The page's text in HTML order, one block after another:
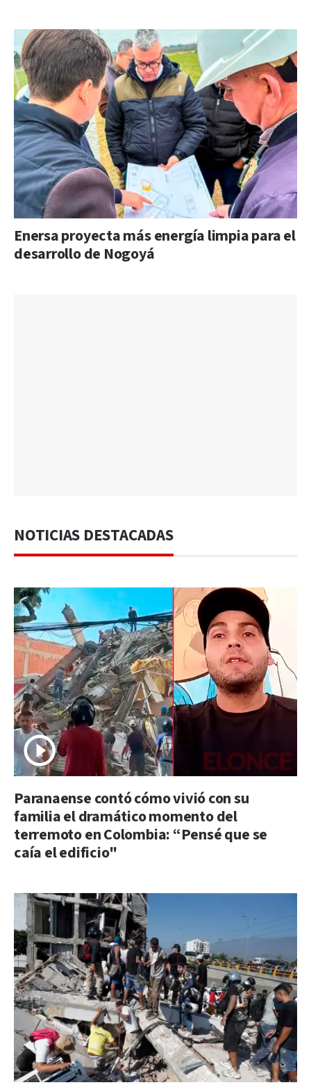
Enersa proyecta más energía limpia para el
desarrollo de Nogoyá
NOTICIAS DESTACADAS
Paranaense contó cómo vivió con su
familia el dramático momento del
terremoto en Colombia: “Pensé que se
caía el edificio"